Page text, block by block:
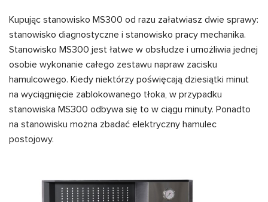
Kupując stanowisko MS300 od razu załatwiasz dwie sprawy:
stanowisko diagnostyczne i stanowisko pracy mechanika.
Stanowisko MS300 jest łatwe w obsłudze i umożliwia jednej
osobie wykonanie całego zestawu napraw zacisku
hamulcowego. Kiedy niektórzy poświęcają dziesiątki minut
na wyciągnięcie zablokowanego tłoka, w przypadku
stanowiska MS300 odbywa się to w ciągu minuty. Ponadto
na stanowisku można zbadać elektryczny hamulec
postojowy.